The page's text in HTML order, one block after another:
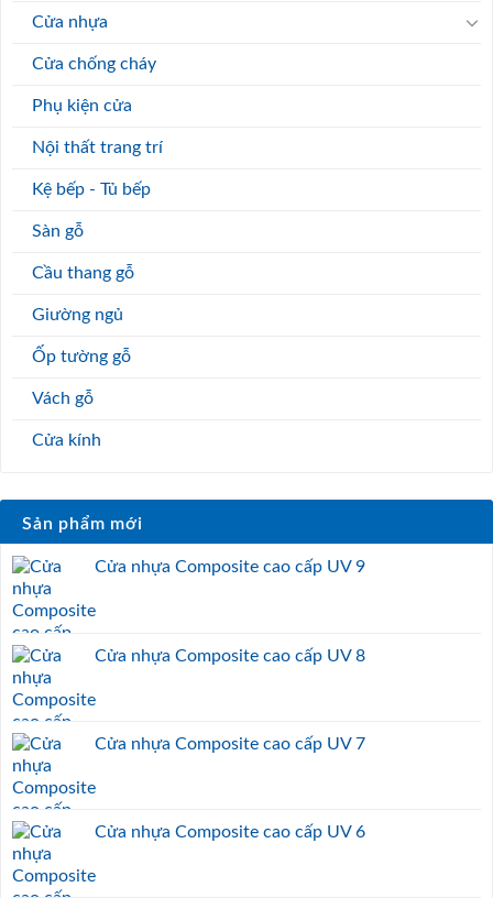
Cửa nhựa
Cửa chống cháy
Phụ kiện cửa
Nội thất trang trí
Kệ bếp - Tủ bếp
Sàn gỗ
Cầu thang gỗ
Giường ngủ
Ốp tường gỗ
Vách gỗ
Cửa kính
Sản phẩm mới
Cửa nhựa Composite cao cấp UV 9
Cửa nhựa Composite cao cấp UV 8
Cửa nhựa Composite cao cấp UV 7
Cửa nhựa Composite cao cấp UV 6